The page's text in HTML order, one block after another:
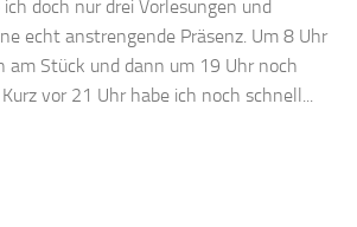
doch nur drei Vorlesungen und
echt anstrengende Präsenz. Um 8 Uhr
am Stück und dann um 19 Uhr noch
vor 21 Uhr habe ich noch schnell...